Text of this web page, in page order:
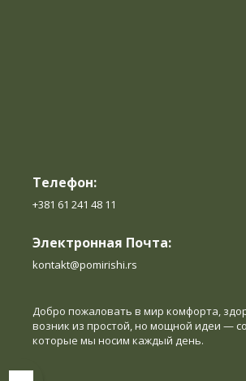
Телефон:
+381 61 241 48 11
Электронная Почта:
kontakt@pomirishi.rs
Добро пожаловать в мир комфорта,
возник из простой, но мощной идеи —
которые мы носим каждый день.